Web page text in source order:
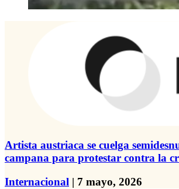
Artista austriaca se cuelga
campana para protestar contra la
Internacional | 7 mayo, 2026